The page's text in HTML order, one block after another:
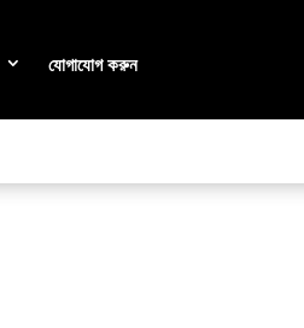
যোগাযোগ করুন